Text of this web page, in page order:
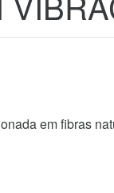
em fibras